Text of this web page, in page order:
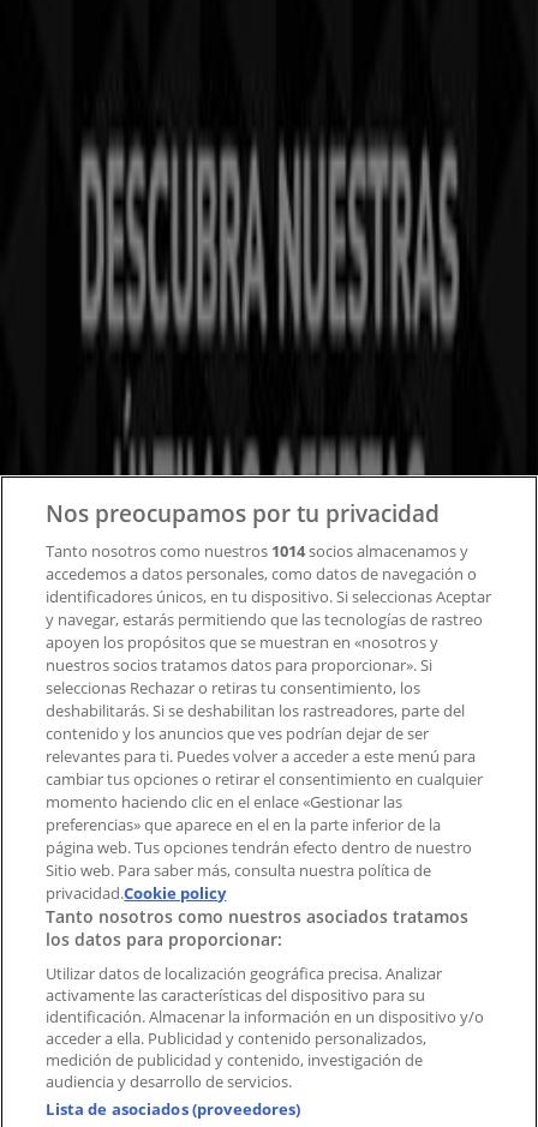
Tiendeo forma parte de Shopfully, la empresa
tecnológica que está reinventando las compras locales
en todo el mundo.
¿Qué hacemos?
Soluciones para empresas
Noticias y prensa
Trabaja con nosotros
Contacto comercial y de marketing
Tienda mal colocada en el mapa
Notificar un folleto
¿Encontraste un problema en la web o en la
aplicación?
Índices
Marcas
Marcas locales
Negocios
Negocios cercanos
Productos
Productos locales
Ciudades
Descargar la APP Tiendeo
Nos preocupamos por tu privacidad
Tanto nosotros como nuestros 1014socios almacenamos y
accedemos a datos personales, como datos de navegación o
identificadores únicos, en tu dispositivo. Si seleccionas Aceptar
y navegar, estarás permitiendo que las tecnologías de rastreo
apoyen los propósitos que se muestran en «nosotros y
nuestros socios tratamos datos para proporcionar». Si
seleccionas Rechazar o retiras tu consentimiento, los
deshabilitarás. Si se deshabilitan los rastreadores, parte del
contenido y los anuncios que ves podrían dejar de ser
relevantes para ti. Puedes volver a acceder a este menú para
cambiar tus opciones o retirar el consentimiento en cualquier
momento haciendo clic en el enlace «Gestionar las
preferencias» que aparece en el en la parte inferior de la
página web. Tus opciones tendrán efecto dentro de nuestro
Sitio web. Para saber más, consulta nuestra política de
privacidad.Cookie policy
Tanto nosotros como nuestros asociados tratamos
los datos para proporcionar:
Utilizar datos de localización geográfica precisa. Analizar
activamente las características del dispositivo para su
identificación. Almacenar la información en un dispositivo y/o
acceder a ella. Publicidad y contenido personalizados,
medición de publicidad y contenido, investigación de
audiencia y desarrollo de servicios.
Lista de asociados (proveedores)